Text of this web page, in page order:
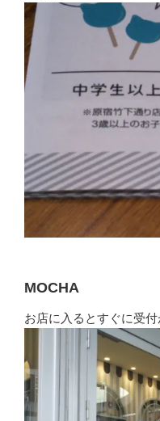
MOCHA
お店に入るとすぐに受付